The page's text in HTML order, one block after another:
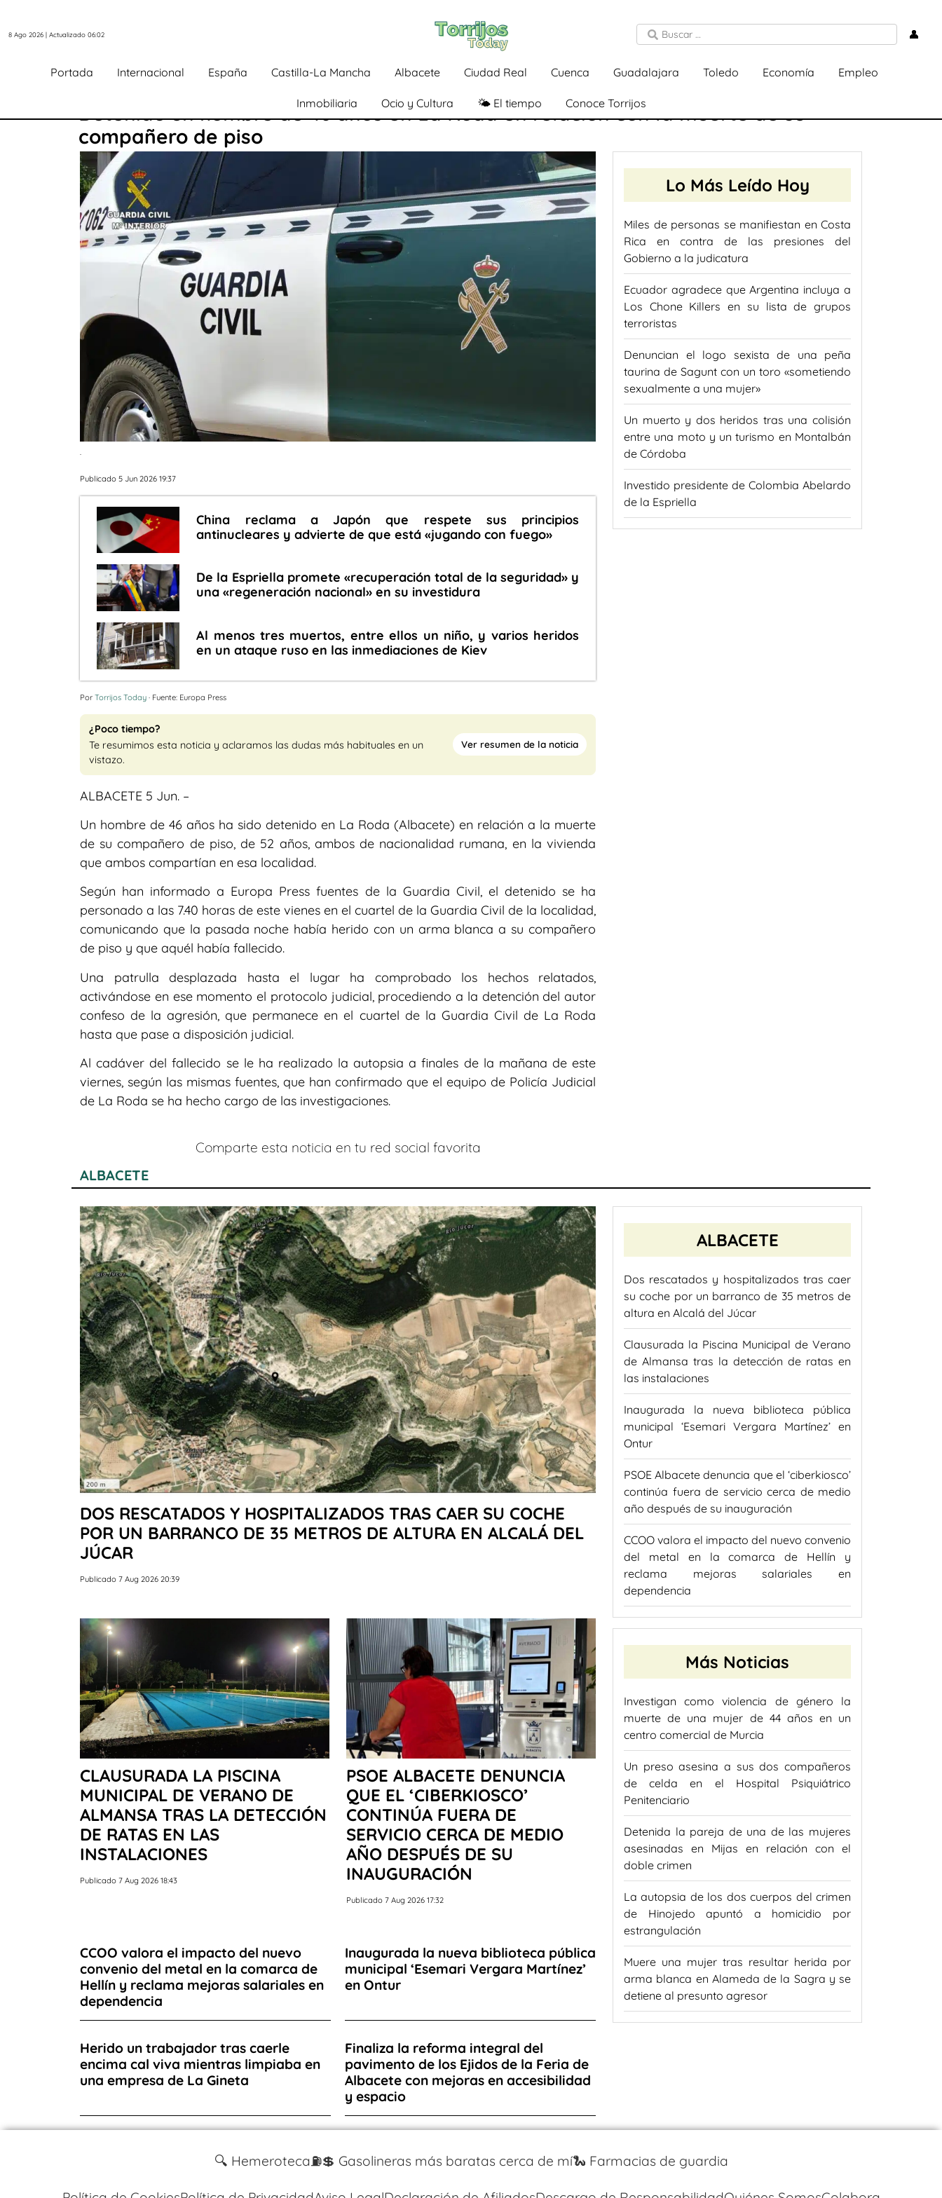
8 Ago 2026 | Actualizado 06:02 👤
Portada Internacional España Castilla-La Mancha Albacete Ciudad Real Cuenca Guadalajara Toledo Economía Empleo
Inmobiliaria Ocio y Cultura 🌤️ El tiempo Conoce Torrijos
Detenido un hombre de 46 años en La Roda en relación con la muerte de su
compañero de piso
.
Publicado 5 Jun 2026 19:37
China reclama a Japón que respete sus principios
antinucleares y advierte de que está «jugando con fuego»
De la Espriella promete «recuperación total de la seguridad» y
una «regeneración nacional» en su investidura
Al menos tres muertos, entre ellos un niño, y varios heridos
en un ataque ruso en las inmediaciones de Kiev
Por Torrijos Today · Fuente: Europa Press
¿Poco tiempo?
Te resumimos esta noticia y aclaramos las dudas más habituales en un
vistazo.
Ver resumen de la noticia
ALBACETE 5 Jun. –
Un hombre de 46 años ha sido detenido en La Roda (Albacete) en relación a la muerte
de su compañero de piso, de 52 años, ambos de nacionalidad rumana, en la vivienda
que ambos compartían en esa localidad.
Según han informado a Europa Press fuentes de la Guardia Civil, el detenido se ha
personado a las 7.40 horas de este vienes en el cuartel de la Guardia Civil de la localidad,
comunicando que la pasada noche había herido con un arma blanca a su compañero
de piso y que aquél había fallecido.
Una patrulla desplazada hasta el lugar ha comprobado los hechos relatados,
activándose en ese momento el protocolo judicial, procediendo a la detención del autor
confeso de la agresión, que permanece en el cuartel de la Guardia Civil de La Roda
hasta que pase a disposición judicial.
Al cadáver del fallecido se le ha realizado la autopsia a finales de la mañana de este
viernes, según las mismas fuentes, que han confirmado que el equipo de Policía Judicial
de La Roda se ha hecho cargo de las investigaciones.
Comparte esta noticia en tu red social favorita
Lo Más Leído Hoy
Miles de personas se manifiestan en Costa
Rica en contra de las presiones del
Gobierno a la judicatura
Ecuador agradece que Argentina incluya a
Los Chone Killers en su lista de grupos
terroristas
Denuncian el logo sexista de una peña
taurina de Sagunt con un toro «sometiendo
sexualmente a una mujer»
Un muerto y dos heridos tras una colisión
entre una moto y un turismo en Montalbán
de Córdoba
Investido presidente de Colombia Abelardo
de la Espriella
ALBACETE
DOS RESCATADOS Y HOSPITALIZADOS TRAS CAER SU COCHE
POR UN BARRANCO DE 35 METROS DE ALTURA EN ALCALÁ DEL
JÚCAR
Publicado 7 Aug 2026 20:39
CLAUSURADA LA PISCINA
MUNICIPAL DE VERANO DE
ALMANSA TRAS LA DETECCIÓN
DE RATAS EN LAS
INSTALACIONES
Publicado 7 Aug 2026 18:43
PSOE ALBACETE DENUNCIA
QUE EL ‘CIBERKIOSCO’
CONTINÚA FUERA DE
SERVICIO CERCA DE MEDIO
AÑO DESPUÉS DE SU
INAUGURACIÓN
Publicado 7 Aug 2026 17:32
CCOO valora el impacto del nuevo
convenio del metal en la comarca de
Hellín y reclama mejoras salariales en
dependencia
Inaugurada la nueva biblioteca pública
municipal ‘Esemari Vergara Martínez’
en Ontur
Herido un trabajador tras caerle
encima cal viva mientras limpiaba en
una empresa de La Gineta
Finaliza la reforma integral del
pavimento de los Ejidos de la Feria de
Albacete con mejoras en accesibilidad
y espacio
ALBACETE
Dos rescatados y hospitalizados tras caer
su coche por un barranco de 35 metros de
altura en Alcalá del Júcar
Clausurada la Piscina Municipal de Verano
de Almansa tras la detección de ratas en
las instalaciones
Inaugurada la nueva biblioteca pública
municipal ‘Esemari Vergara Martínez’ en
Ontur
PSOE Albacete denuncia que el ‘ciberkiosco’
continúa fuera de servicio cerca de medio
año después de su inauguración
CCOO valora el impacto del nuevo convenio
del metal en la comarca de Hellín y
reclama mejoras salariales en
dependencia
Más Noticias
Investigan como violencia de género la
muerte de una mujer de 44 años en un
centro comercial de Murcia
Un preso asesina a sus dos compañeros
de celda en el Hospital Psiquiátrico
Penitenciario
Detenida la pareja de una de las mujeres
asesinadas en Mijas en relación con el
doble crimen
La autopsia de los dos cuerpos del crimen
de Hinojedo apuntó a homicidio por
estrangulación
Muere una mujer tras resultar herida por
arma blanca en Alameda de la Sagra y se
detiene al presunto agresor
🔍 Hemeroteca⛽️💲 Gasolineras más baratas cerca de mí🐍 Farmacias de guardia